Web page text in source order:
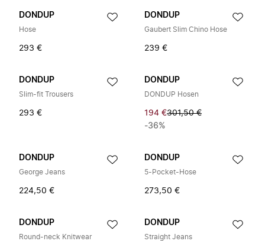
DONDUP
Hose
293 €
DONDUP
Gaubert Slim Chino Hose
239 €
DONDUP
Slim-fit Trousers
293 €
DONDUP
DONDUP Hosen
194 €301,50 €
-36%
DONDUP
George Jeans
224,50 €
DONDUP
5-Pocket-Hose
273,50 €
DONDUP
Round-neck Knitwear
DONDUP
Straight Jeans